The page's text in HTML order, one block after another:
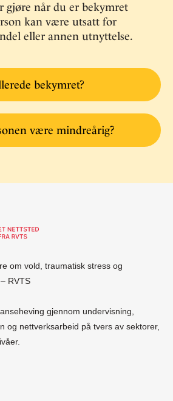
gjøre når du er bekymret
kan være utsatt for
eller annen utnyttelse.
bekymret?
være mindreårig?
om vold, traumatisk stress og
RVTS
gjennom undervisning,
og nettverksarbeid på tvers av sektorer,